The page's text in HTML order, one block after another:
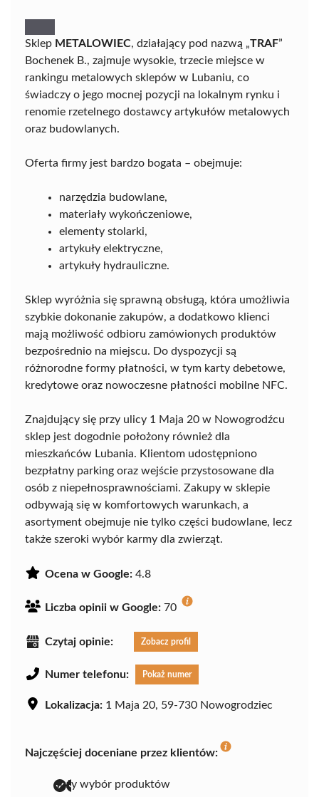
Sklep METALOWIEC, działający pod nazwą „TRAF”
Bochenek B., zajmuje wysokie, trzecie miejsce w
rankingu metalowych sklepów w Lubaniu, co
świadczy o jego mocnej pozycji na lokalnym rynku i
renomie rzetelnego dostawcy artykułów metalowych
oraz budowlanych.
Oferta firmy jest bardzo bogata – obejmuje:
narzędzia budowlane,
materiały wykończeniowe,
elementy stolarki,
artykuły elektryczne,
artykuły hydrauliczne.
Sklep wyróżnia się sprawną obsługą, która umożliwia
szybkie dokonanie zakupów, a dodatkowo klienci
mają możliwość odbioru zamówionych produktów
bezpośrednio na miejscu. Do dyspozycji są
różnorodne formy płatności, w tym karty debetowe,
kredytowe oraz nowoczesne płatności mobilne NFC.
Znajdujący się przy ulicy 1 Maja 20 w Nowogrodźcu
sklep jest dogodnie położony również dla
mieszkańców Lubania. Klientom udostępniono
bezpłatny parking oraz wejście przystosowane dla
osób z niepełnosprawnościami. Zakupy w sklepie
odbywają się w komfortowych warunkach, a
asortyment obejmuje nie tylko części budowlane, lecz
także szeroki wybór karmy dla zwierząt.
Ocena w Google: 4.8
Liczba opinii w Google: 70
Czytaj opinie: Zobacz profil
Numer telefonu: Pokaż numer
Lokalizacja: 1 Maja 20, 59-730 Nowogrodziec
Najczęściej doceniane przez klientów:
duży wybór produktów